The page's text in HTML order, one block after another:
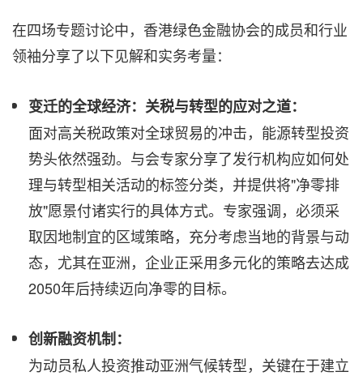
在四场专题讨论中，香港绿色金融协会的成员和行业
领袖分享了以下见解和实务考量：
变迁的全球经济：关税与转型的应对之道：
面对高关税政策对全球贸易的冲击，能源转型投资
势头依然强劲。与会专家分享了发行机构应如何处
理与转型相关活动的标签分类，并提供将"净零排
放"愿景付诸实行的具体方式。专家强调，必须采
取因地制宜的区域策略，充分考虑当地的背景与动
态，尤其在亚洲，企业正采用多元化的策略去达成
2050年后持续迈向净零的目标。
创新融资机制：
为动员私人投资推动亚洲气候转型，关键在于建立